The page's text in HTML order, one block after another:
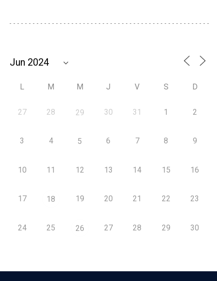
L M M J V S D
27 28 29 30 31 1 2
3 4 5 6 7 8 9
10 11 12 13 14 15 16
17 18 19 20 21 22 23
24 25 26 27 28 29 30